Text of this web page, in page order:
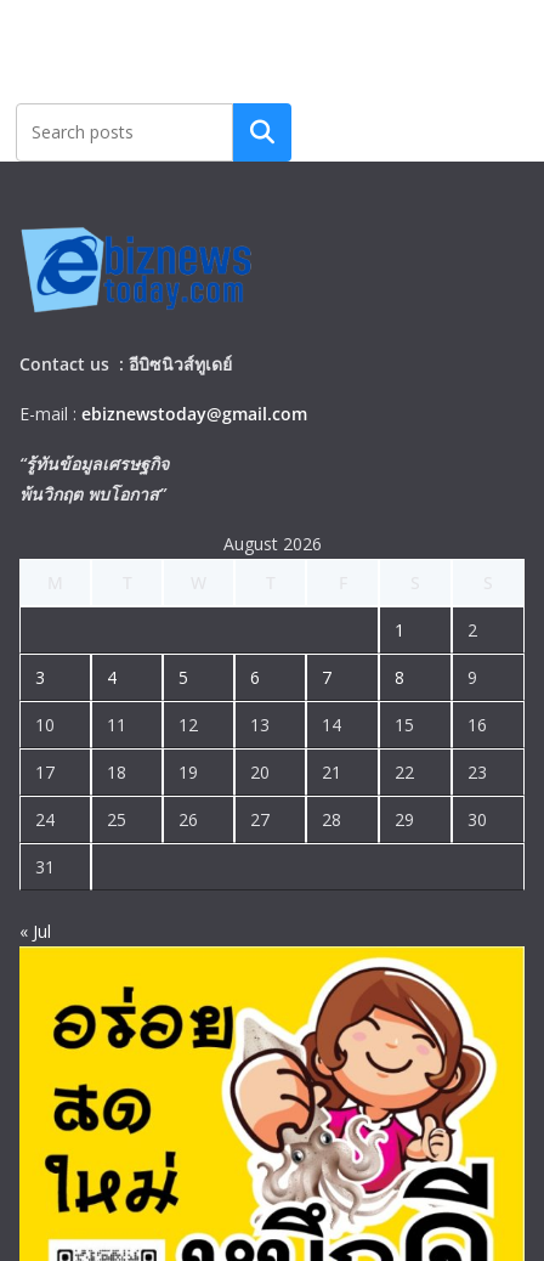
Search
Contact us : อีบิซนิวส์ทูเดย์
E-mail : ebiznewstoday@gmail.com
“รู้ทันข้อมูลเศรษฐกิจ
พ้นวิกฤต พบโอกาส”
August 2026
1 2
3 4 5 6 7 8 9
10 11 12 13 14 15 16
17 18 19 20 21 22 23
24 25 26 27 28 29 30
31
« Jul